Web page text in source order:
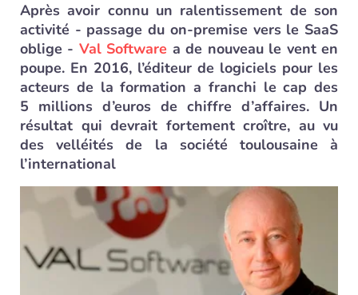
Après avoir connu un ralentissement de son
activité - passage du on-premise vers le SaaS
oblige - Val Software a de nouveau le vent en
poupe. En 2016, l’éditeur de logiciels pour les
acteurs de la formation a franchi le cap des
5 millions d’euros de chiffre d’affaires. Un
résultat qui devrait fortement croître, au vu
des velléités de la société toulousaine à
l’international